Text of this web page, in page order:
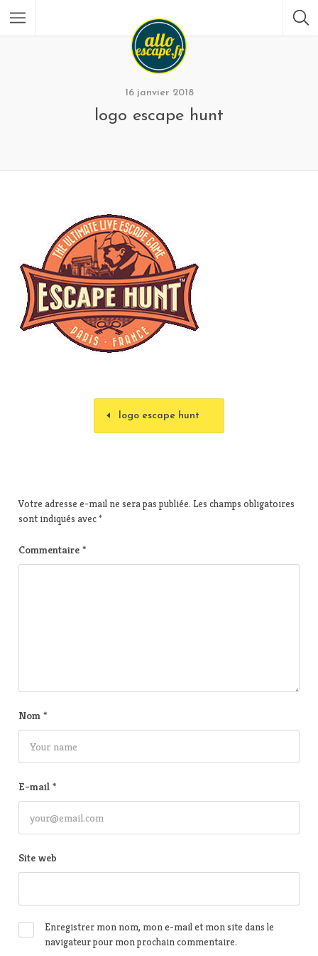
16 janvier 2018
logo escape hunt
logo escape hunt
Votre adresse e-mail ne sera pas publiée. Les champs obligatoires
sont indiqués avec*
Commentaire *
Nom *
E-mail *
Site web
Enregistrer mon nom, mon e-mail et mon site dans le
navigateur pour mon prochain commentaire.